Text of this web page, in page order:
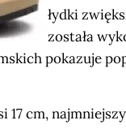
łydki
została
pokazuje
17 cm,